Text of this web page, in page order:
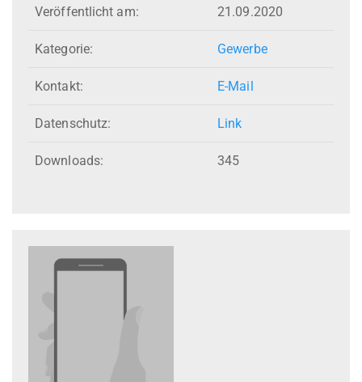
Veröffentlicht am: 21.09.2020
Kategorie: Gewerbe
Kontakt: E-Mail
Datenschutz: Link
Downloads: 345